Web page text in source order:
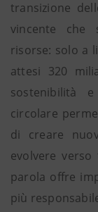
transizione
vincente che
risorse: solo a
attesi 320
sostenibilità
circolare
di creare
evolvere
parola offre
più